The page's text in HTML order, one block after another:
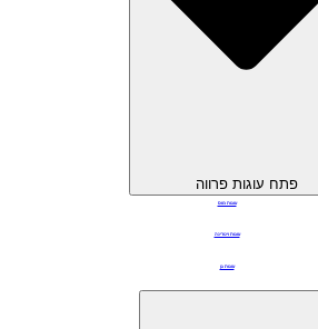
פתח עוגות פרווה
עוגות מוס
עוגות ויטרינה
עוגות גן